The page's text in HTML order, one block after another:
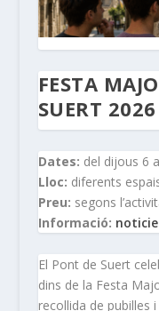
FESTA
SUERT 2026
Dates: del dijous 6
Lloc: diferents
Preu: segons
Informació:
El Pont de Suert
dins de la Festa
recollida de pubilles